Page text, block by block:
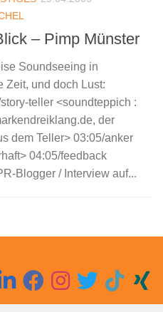
– Pimp Münster
Soundseeing in
Zeit, und doch Lust:
teller <soundteppich :
der
dem Teller> 03:05/anker
04:05/feedback
Blogger / Interview auf...